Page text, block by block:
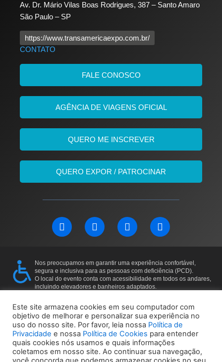
Av. Dr. Mário Vilas Boas Rodrigues, 387 – Santo Amaro
São Paulo – SP
https://www.transamericaexpo.com.br/
CONTATO
FALE CONOSCO
AGÊNCIA DE VIAGENS OFICIAL
QUERO ME INSCREVER
QUERO EXPOR / PATROCINAR
L
i
e
d
i
n
F
a
b
o
o
k
I
n
a
g
r
a
Y
o
u
b
e
Nos preocupamos em garantir uma experiência confortável,
segura e inclusiva para as pessoas com deficiência (PCD).
O local do evento conta com acessibilidade em todos os andares,
incluindo elevadores e banheiros adaptados.
contato: 11 97169-5011
Política de Privacidade Política de Cookies
Este site armazena cookies em seu computador com
objetivo de melhorar e personalizar sua experiência no
uso do nosso site. Por favor, leia nossa Política de
Privacidade e nossa Política de Cookies para entender
quais cookies nós usamos e quais informações
coletamos em nosso site. Ao continuar sua navegação,